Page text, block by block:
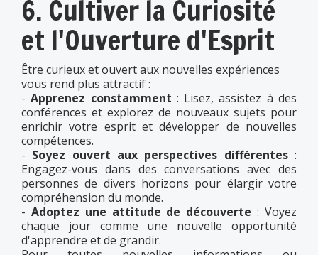
6. Cultiver la Curiosité
et l'Ouverture d'Esprit
Être curieux et ouvert aux nouvelles expériences
vous rend plus attractif :
-Apprenez constamment : Lisez, assistez à des
conférences et explorez de nouveaux sujets pour
enrichir votre esprit et développer de nouvelles
compétences.
- Soyez ouvert aux perspectives différentes:
Engagez-vous dans des conversations avec des
personnes de divers horizons pour élargir votre
compréhension du monde.
- Adoptez une attitude de découverte : Voyez
chaque jour comme une nouvelle opportunité
d'apprendre et de grandir.